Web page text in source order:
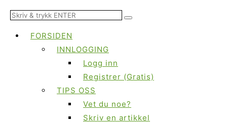
FORSIDEN
INNLOGGING
Logg inn
Registrer (Gratis)
TIPS OSS
Vet du noe?
Skriv en artikkel